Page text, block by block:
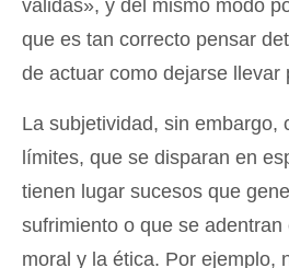
válidas», y del mismo modo
que es tan correcto pensar
de actuar como dejarse llevar
La subjetividad, sin embargo,
límites, que se disparan en
tienen lugar sucesos que
sufrimiento o que se
moral y la ética. Por ejemplo,